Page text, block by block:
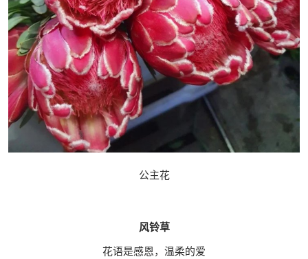
公主花
风铃草
花语是感恩，温柔的爱